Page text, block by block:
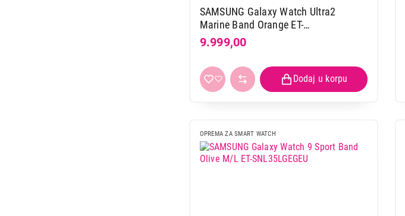
SAMSUNG Galaxy Watch Ultra2
Marine Band Orange ET-
SNL34SGEGEU
9.999,00
OPREMA ZA SMART WATCH